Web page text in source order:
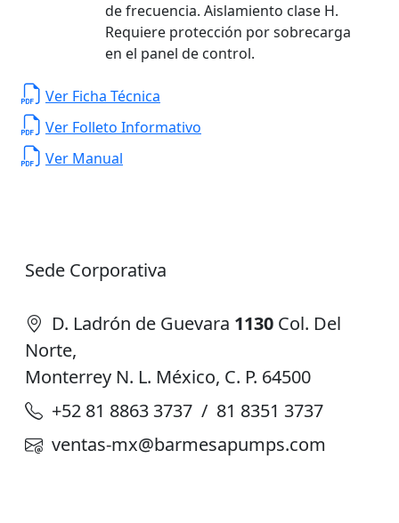
de frecuencia. Aislamiento clase H.
Requiere protección por sobrecarga
en el panel de control.
Ver Ficha Técnica
Ver Folleto Informativo
Ver Manual
Sede Corporativa
D. Ladrón de Guevara 1130 Col. Del
Norte,
Monterrey N. L. México, C. P. 64500
+52 81 8863 3737 / 81 8351 3737
ventas-mx@barmesapumps.com